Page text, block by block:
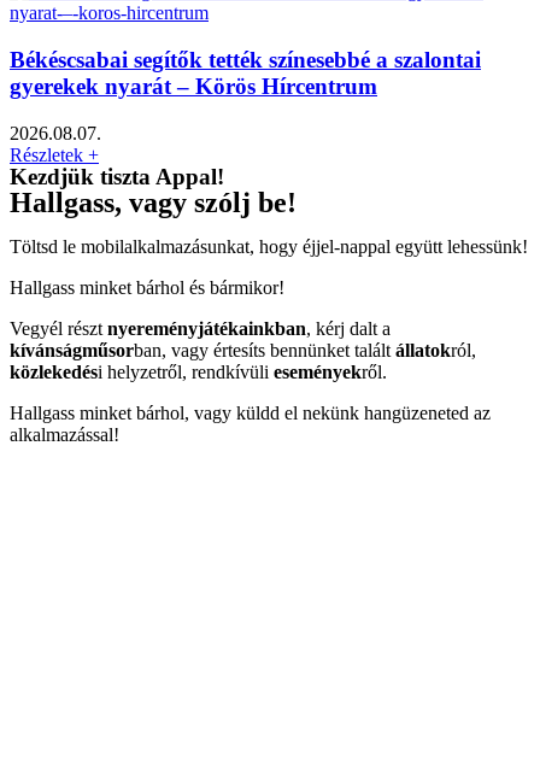
Békéscsabai segítők tették színesebbé a szalontai
gyerekek nyarát – Körös Hírcentrum
2026.08.07.
Részletek +
Kezdjük tiszta Appal!
Hallgass, vagy szólj be!
Töltsd le mobilalkalmazásunkat, hogy éjjel-nappal együtt lehessünk!
Hallgass minket bárhol és bármikor!
Vegyél részt nyereményjátékainkban, kérj dalt a
kívánságműsorban, vagy értesíts bennünket talált állatokról,
közlekedési helyzetről, rendkívüli eseményekről.
Hallgass minket bárhol, vagy küldd el nekünk hangüzeneted az
alkalmazással!